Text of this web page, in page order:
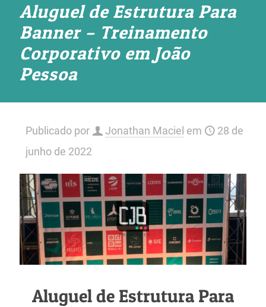
Aluguel de Estrutura Para
Banner – Treinamento
Corporativo em João
Pessoa
Publicado por Jonathan Maciel em
28 de
junho de 2022
Aluguel de Estrutura Para